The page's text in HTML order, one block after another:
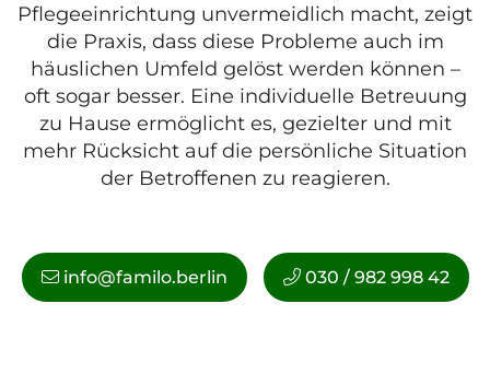
Pflegeeinrichtung unvermeidlich macht, zeigt
die Praxis, dass diese Probleme auch im
häuslichen Umfeld gelöst werden können –
oft sogar besser. Eine individuelle Betreuung
zu Hause ermöglicht es, gezielter und mit
mehr Rücksicht auf die persönliche Situation
der Betroffenen zu reagieren.
info@familo.berlin 030 / 982 998 42